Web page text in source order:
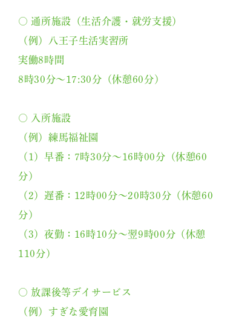
○ 通所施設（生活介護・就労支援）
（例）八王子生活実習所
実働8時間
8時30分～17:30分（休憩60分）
○ 入所施設
（例）練馬福祉園
（1）早番：7時30分～16時00分（休憩60
分）
（2）遅番：12時00分～20時30分（休憩60
分）
（3）夜勤：16時10分～翌9時00分（休憩
110分）
○ 放課後等デイサービス
（例）すぎな愛育園